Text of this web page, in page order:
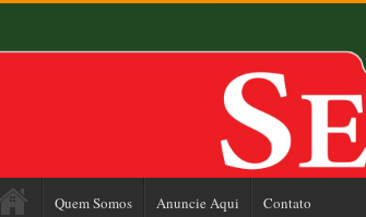
Quem Somos Anuncie Aqui Contato